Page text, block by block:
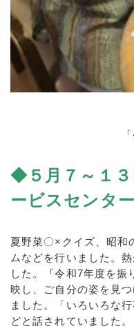
「今日来て
◆５月７ ～１
ービスセンター
夏野菜〇×クイズ、昭和
ムなどを行いました。
した。『令和7年度を振
映し、ご自分の姿を見
ました。「いろいろな
どと話されていました。